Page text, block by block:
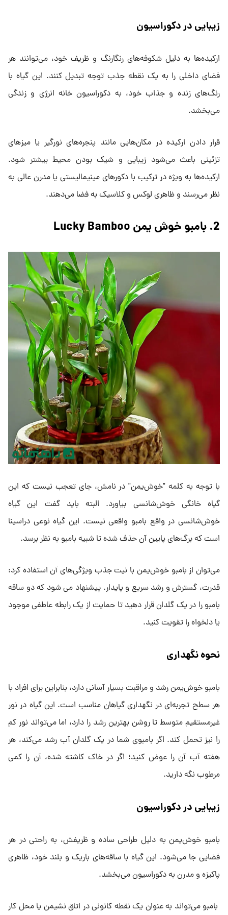
زیبایی در دکوراسیون
ارکیده‌ها به دلیل شکوفه‌های رنگارنگ و ظریف خود، می‌توانند هر
فضای داخلی را به یک نقطه‌ جذب توجه تبدیل کنند. این گیاه با
رنگ‌های زنده و جذاب خود، به دکوراسیون خانه انرژی و زندگی
می‌بخشد.
قرار دادن ارکیده در مکان‌هایی مانند پنجره‌های نورگیر یا میزهای
تزئینی باعث می‌شود زیبایی و شیک بودن محیط بیشتر شود.
ارکیده‌ها به ویژه در ترکیب با دکورهای مینیمالیستی یا مدرن عالی به
نظر می‌رسند و ظاهری لوکس و کلاسیک به فضا می‌دهند.
2. بامبو خوش یمن Lucky Bamboo
با توجه به کلمه "خوش‌یمن" در نامش، جای تعجب نیست که این
گیاه خانگی خوش‌شانسی بیاورد. البته باید گفت این گیاه
خوش‌شانسی در واقع بامبو واقعی نیست. این گیاه نوعی دراسینا
است که برگ‌های پایین آن حذف شده تا شبیه بامبو به نظر برسد.
می‌توان از بامبو خوش‌یمن با نیت جذب ویژگی‌های آن استفاده کرد:
قدرت، گسترش و رشد سریع و پایدار. پیشنهاد می‌ شود که دو ساقه
بامبو را در یک گلدان قرار دهید تا حمایت از یک رابطه عاطفی موجود
یا دلخواه را تقویت کنید.
نحوه نگهداری
بامبو خوش‌یمن رشد و مراقبت بسیار آسانی دارد، بنابراین برای افراد با
هر سطح تجربه‌ای در نگهداری گیاهان مناسب است. این گیاه در نور
غیرمستقیم متوسط تا روشن بهترین رشد را دارد، اما می‌تواند نور کم
را نیز تحمل کند. اگر بامبوی شما در یک گلدان آب رشد می‌کند، هر
هفته آب آن را عوض کنید؛ اگر در خاک کاشته شده، آن را کمی
مرطوب نگه دارید.
زیبایی در دکوراسیون
بامبو خوش‌یمن به دلیل طراحی ساده و ظریفش، به راحتی در هر
فضایی جا می‌شود. این گیاه با ساقه‌های باریک و بلند خود، ظاهری
پاکیزه و مدرن به دکوراسیون می‌بخشد.
بامبو می‌تواند به عنوان یک نقطه‌ کانونی در اتاق نشیمن یا محل کار